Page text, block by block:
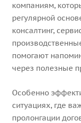
компаниям,
регулярной
консалтинг,
помогают
через полезные
Особенно
ситуациях, где
пролонгации